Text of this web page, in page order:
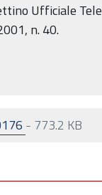
Ufficiale
n. 40.
- 773.2 KB